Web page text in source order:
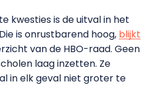
kwesties is de uitval in het
is onrustbarend hoog, blijkt
van de HBO-raad. Geen
laag inzetten. Ze
in elk geval niet groter te